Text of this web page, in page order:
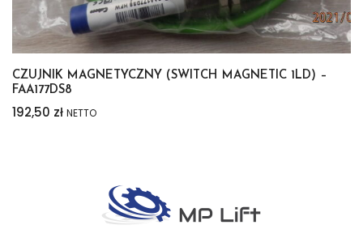
CZUJNIK MAGNETYCZNY (SWITCH MAGNETIC 1LD) –
FAA177DS8
192,50 zł NETTO